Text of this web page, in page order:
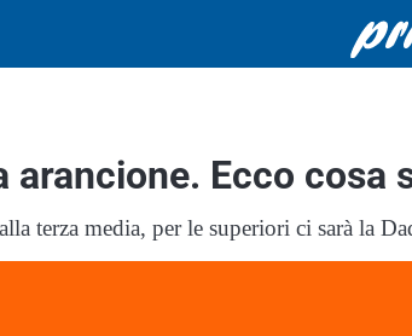
arancione. Ecco cosa
terza media, per le superiori ci sarà la